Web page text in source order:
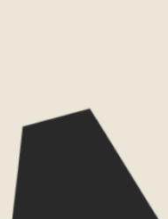
daar?
beginpunt. Laat me
je mee.